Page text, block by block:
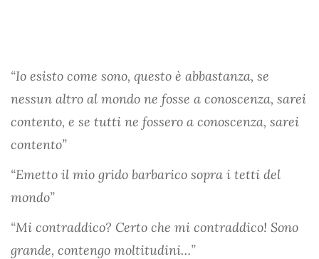
“Io esisto come sono, questo è abbastanza, se
nessun altro al mondo ne fosse a conoscenza, sarei
contento, e se tutti ne fossero a conoscenza, sarei
contento”
“Emetto il mio grido barbarico sopra i tetti del
mondo”
“Mi contraddico? Certo che mi contraddico! Sono
grande, contengo moltitudini…”